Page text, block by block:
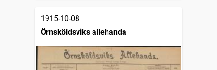
1915-10-08
Örnsköldsviks allehanda